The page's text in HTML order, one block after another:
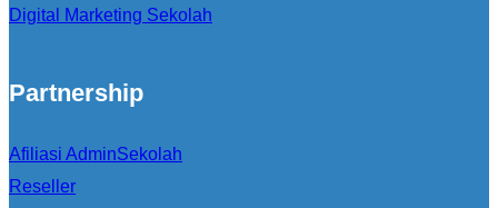
Digital Marketing Sekolah
Partnership
Afiliasi AdminSekolah
Reseller